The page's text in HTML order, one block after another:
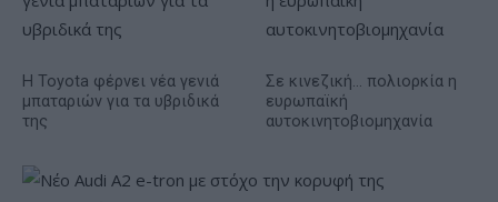
Η Toyota φέρνει νέα γενιά
μπαταριών για τα υβριδικά
της
Σε κινεζική… πολιορκία η
ευρωπαϊκή
αυτοκινητοβιομηχανία